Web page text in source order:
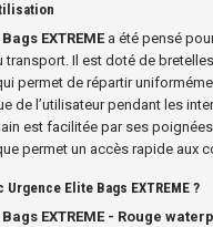
EXTREMEa été pensé
Il est doté de
permet de répartir
de l’utilisateur pendant les
est facilitée par ses
permet un accès rapide aux
Elite Bags EXTREME ?
EXTREME - Rouge